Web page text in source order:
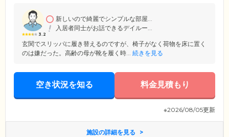
3.2
新しいので綺麗でシンプルな部屋...
入居者同士がお話できるデイルー...
玄関でスリッパに履き替えるのですが、椅子がなく荷物を床に置く
のは嫌だった。高齢の母が靴を履く時... 続きを見る
空き状況を知る 料金見積もり
※2026/08/05更新
施設の詳細を見る